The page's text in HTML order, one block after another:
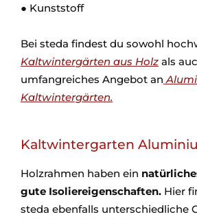
● Kunststoff
Bei steda findest du sowohl
Kaltwintergärten aus Holz als
umfangreiches Angebot an
Kaltwintergärten.
Kaltwintergarten
Holzrahmen haben ein
gute Isoliereigenschaften. Hier
steda ebenfalls unterschiedliche